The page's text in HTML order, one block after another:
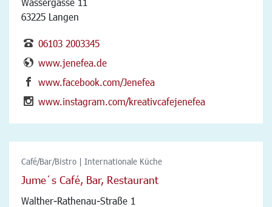
63225 Langen
06103 2003345
www.jenefea.de
www.facebook.com/Jenefea
www.instagram.com/kreativcafejenefea
Café/Bar/Bistro | Internationale Küche
Jume´s Café, Bar, Restaurant
Walther-Rathenau-Straße 1